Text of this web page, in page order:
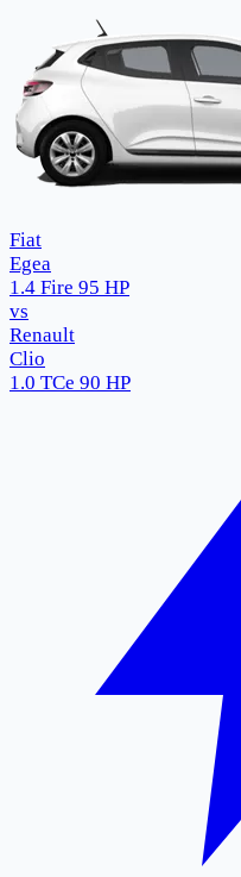
Fiat
Egea
1.4 Fire 95 HP
vs
Renault
Clio
1.0 TCe 90 HP